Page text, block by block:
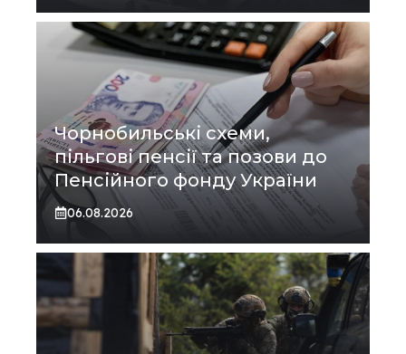
Чорнобильські схеми,
пільгові пенсії та позови до
Пенсійного фонду України
06.08.2026